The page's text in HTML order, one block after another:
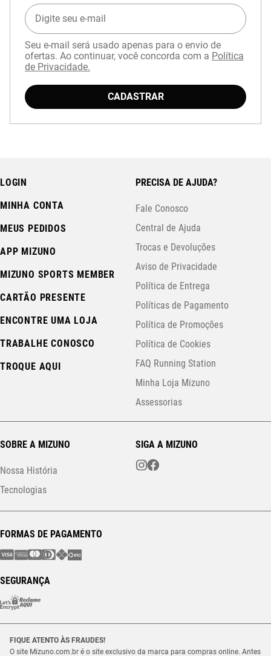
Seu e-mail será usado apenas para o envio de
ofertas. Ao continuar, você concorda com a Política
de Privacidade.
CADASTRAR
LOGIN
MINHA CONTA
MEUS PEDIDOS
APP MIZUNO
MIZUNO SPORTS MEMBER
CARTÃO PRESENTE
ENCONTRE UMA LOJA
TRABALHE CONOSCO
TROQUE AQUI
PRECISA DE AJUDA?
Fale Conosco
Central de Ajuda
Trocas e Devoluções
Aviso de Privacidade
Política de Entrega
Políticas de Pagamento
Política de Promoções
Política de Cookies
FAQ Running Station
Minha Loja Mizuno
Assessorias
SOBRE A MIZUNO
Nossa História
Tecnologias
SIGA A MIZUNO
FORMAS DE PAGAMENTO
SEGURANÇA
FIQUE ATENTO ÀS FRAUDES!
O site Mizuno.com.br é o site exclusivo da marca para compras online. Antes